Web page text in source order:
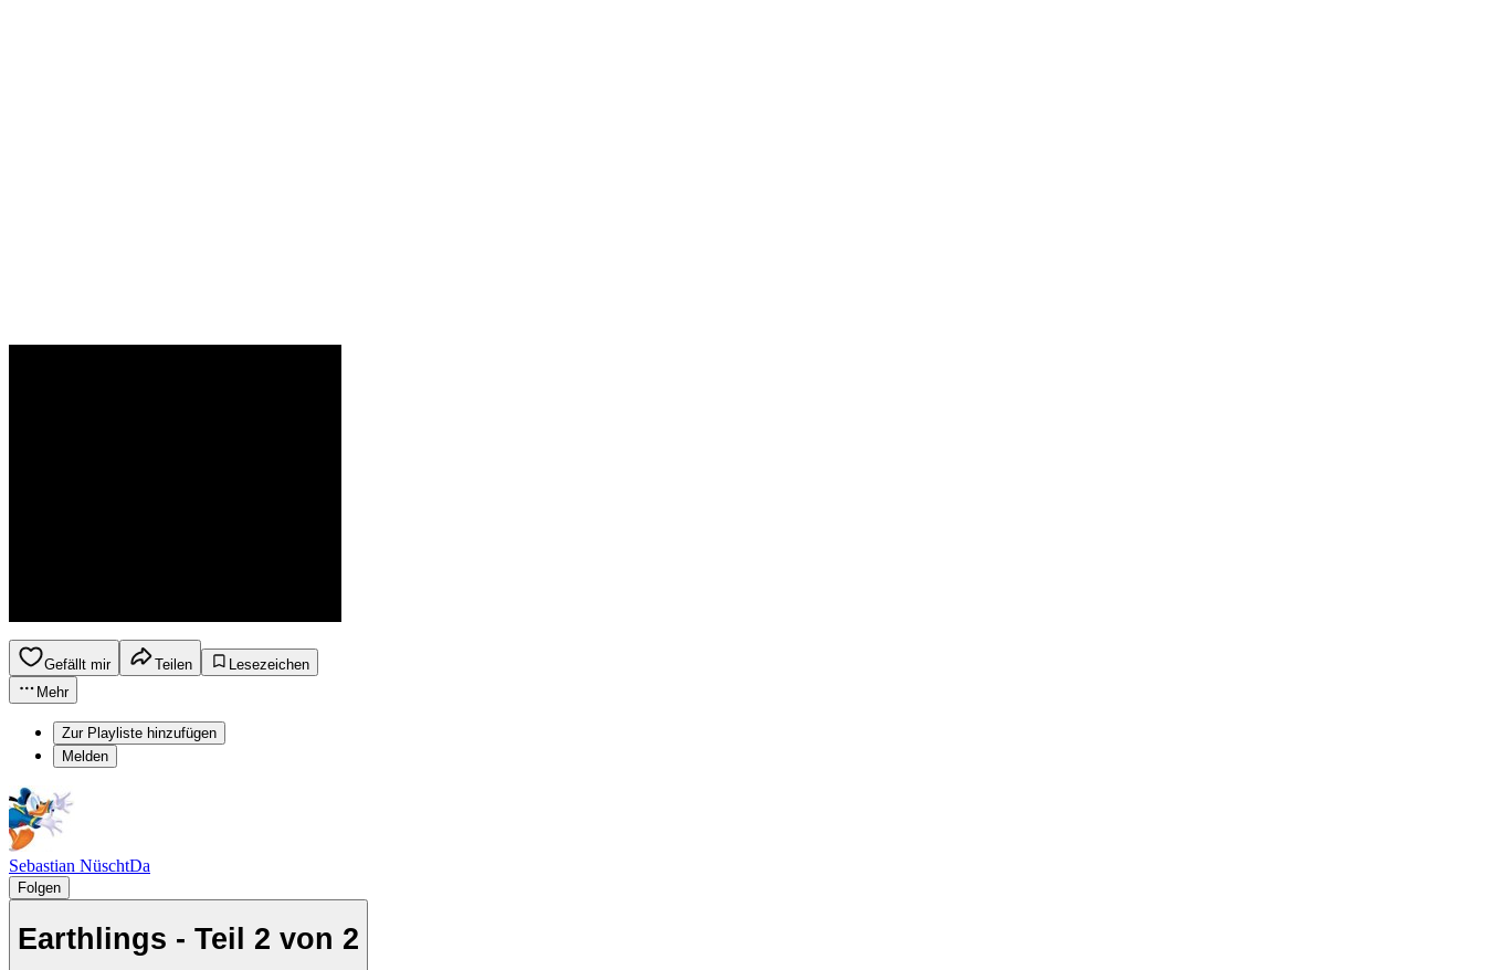
Gefällt mir Teilen
Lesezeichen
Mehr
Zur Playliste hinzufügen
Melden
Sebastian NüschtDa
Folgen
Earthlings - Teil 2 von 2